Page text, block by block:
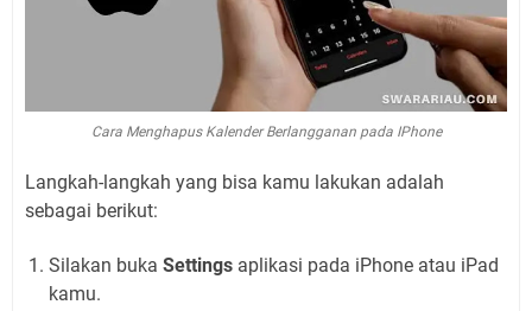
Cara Menghapus Kalender Berlangganan pada IPhone
Langkah-langkah yang bisa kamu lakukan adalah
sebagai berikut:
Silakan buka Settings aplikasi pada iPhone atau iPad
kamu.